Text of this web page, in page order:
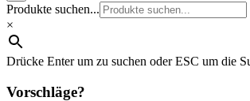
Produkte suchen...
×
Drücke Enter um zu suchen oder ESC um die
Vorschläge?